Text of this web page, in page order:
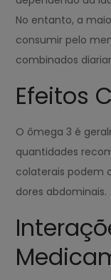
No entanto, a
consumir pelo
combinados
Efeitos
O ômega 3 é
quantidades
colaterais podem
dores abdominais.